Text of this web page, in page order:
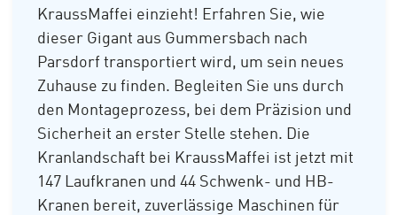
KraussMaffei einzieht! Erfahren Sie, wie
dieser Gigant aus Gummersbach nach
Parsdorf transportiert wird, um sein neues
Zuhause zu finden. Begleiten Sie uns durch
den Montageprozess, bei dem Präzision und
Sicherheit an erster Stelle stehen. Die
Kranlandschaft bei KraussMaffei ist jetzt mit
147 Laufkranen und 44 Schwenk- und HB-
Kranen bereit, zuverlässige Maschinen für